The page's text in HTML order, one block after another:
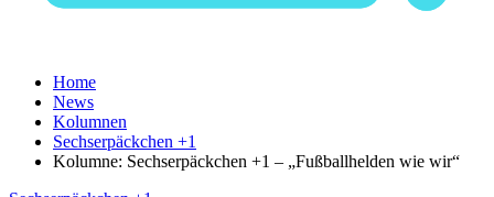
Home
News
Kolumnen
Sechserpäckchen +1
Kolumne: Sechserpäckchen +1 – „Fußballhelden wie wir“